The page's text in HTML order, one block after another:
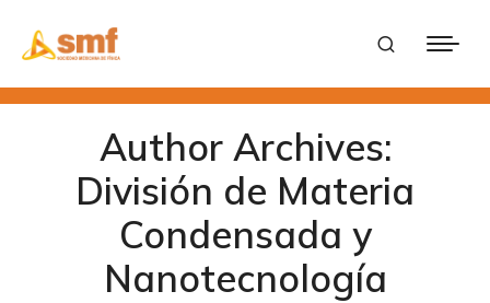
Author Archives:
División de Materia
Condensada y
Nanotecnología